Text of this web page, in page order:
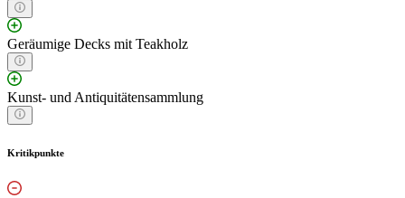
Geräumige Decks mit Teakholz
Kunst- und Antiquitätensammlung
Kritikpunkte